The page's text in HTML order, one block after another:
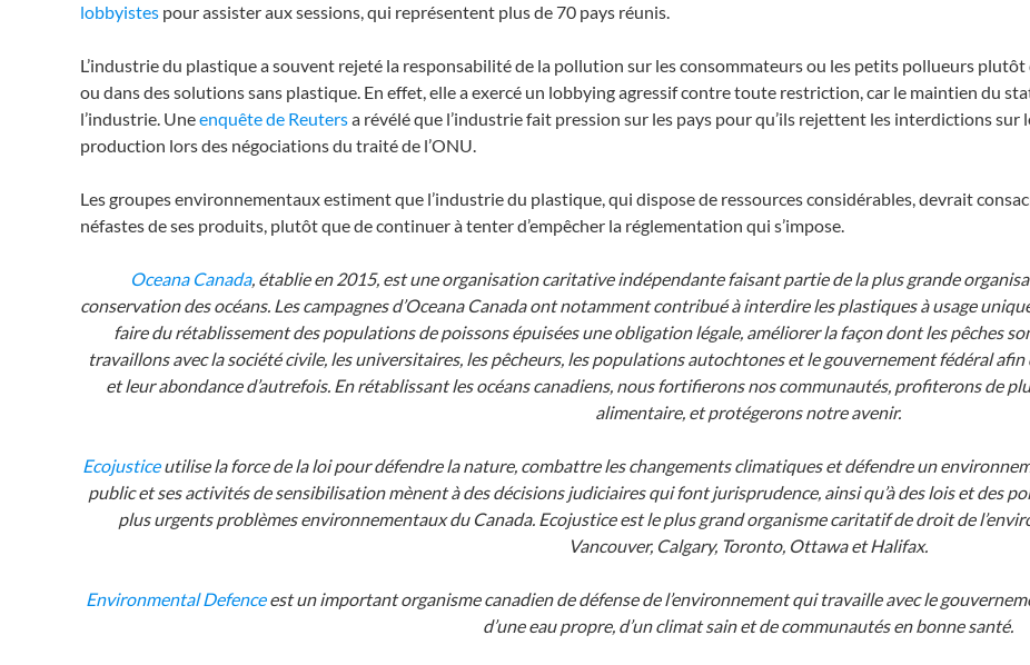
lobbyistes pour assister aux sessions, qui représentent plus de 70 pays réunis.
L’industrie du plastique a souvent rejeté la responsabilité de la pollution sur les consommateurs ou les petits pollueurs
ou dans des solutions sans plastique. En effet, elle a exercé un lobbying agressif contre toute restriction, car le maintien du
l’industrie. Uneenquête de Reutersa révélé que l’industrie fait pression sur les pays pour qu’ils rejettent les interdictions sur
production lors des négociations du traité de l’ONU.
Les groupes environnementaux estiment que l’industrie du plastique, qui dispose de ressources considérables, devrait
néfastes de ses produits, plutôt que de continuer à tenter d’empêcher la réglementation qui s’impose.
Oceana Canada, établie en 2015, est une organisation caritative indépendante faisant partie de la plus grande
conservation des océans. Les campagnes d’Oceana Canada ont notamment contribué à interdire les plastiques à usage
faire du rétablissement des populations de poissons épuisées une obligation légale, améliorer la façon dont les pêches
travaillons avec la société civile, les universitaires, les pêcheurs, les populations autochtones et le gouvernement fédéral afin
et leur abondance d’autrefois. En rétablissant les océans canadiens, nous fortifierons nos communautés, profiterons de
alimentaire, et protégerons notre avenir.
Ecojusticeutilise la force de la loi pour défendre la nature, combattre les changements climatiques et défendre un
public et ses activités de sensibilisation mènent à des décisions judiciaires qui font jurisprudence, ainsi qu’à des lois et des
plus urgents problèmes environnementaux du Canada. Ecojustice est le plus grand organisme caritatif de droit de
Vancouver, Calgary, Toronto, Ottawa et Halifax.
Environmental Defenceest un important organisme canadien de défense de l’environnement qui travaille avec le
d’une eau propre, d’un climat sain et de communautés en bonne santé.